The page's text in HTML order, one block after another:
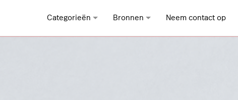
Categorieën Bronnen Neem contact op